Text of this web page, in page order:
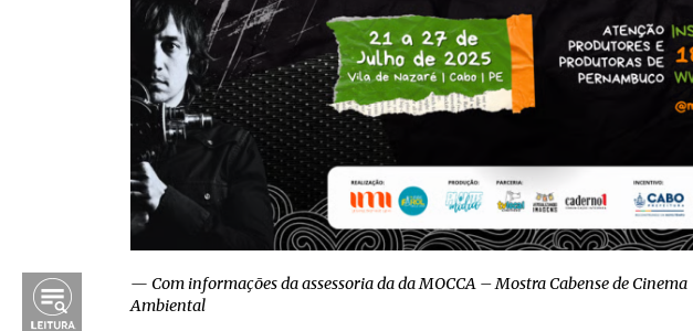
— Com informações da assessoria da da MOCCA – Mostra Cabense de Cinema
Ambiental